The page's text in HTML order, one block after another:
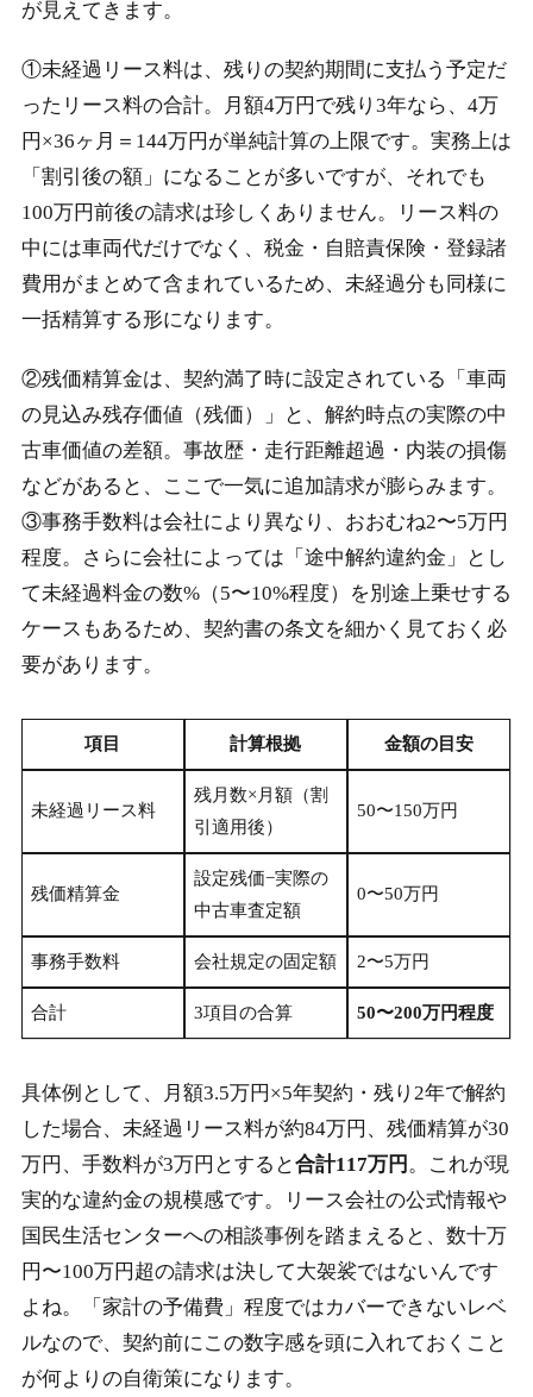
が見えてきます。
①未経過リース料は、残りの契約期間に支払う予定だ
ったリース料の合計。月額4万円で残り3年なら、4万
円×36ヶ月＝144万円が単純計算の上限です。実務上は
「割引後の額」になることが多いですが、それでも
100万円前後の請求は珍しくありません。リース料の
中には車両代だけでなく、税金・自賠責保険・登録諸
費用がまとめて含まれているため、未経過分も同様に
一括精算する形になります。
②残価精算金は、契約満了時に設定されている「車両
の見込み残存価値（残価）」と、解約時点の実際の中
古車価値の差額。 事故歴・走行距離超過・内装の損傷
などがあると、ここで一気に追加請求が膨らみます。
③事務手数料は会社により異なり、おおむね2〜5万円
程度。さらに会社によっては「途中解約違約金」とし
て未経過料金の数%（5〜10%程度）を別途上乗せする
ケースもあるため、契約書の条文を細かく見ておく必
要があります。
項目 計算根拠 金額の目安
未経過リース料
残月数×月額（割
引適用後）
50〜150万円
残価精算金
設定残価−実際の
中古車査定額
0〜50万円
事務手数料 会社規定の固定額 2〜5万円
合計 3項目の合算 50〜200万円程度
具体例として、月額3.5万円×5年契約・残り2年で解約
した場合、未経過リース料が約84万円、残価精算が30
万円、手数料が3万円とすると合計117万円 。これが現
実的な違約金の規模感です。リース会社の公式情報や
国民生活センターへの相談事例を踏まえると、数十万
円〜100万円超の請求は決して大袈裟ではないんです
よね。「家計の予備費」程度ではカバーできないレベ
ルなので、契約前にこの数字感を頭に入れておくこと
が何よりの自衛策になります。